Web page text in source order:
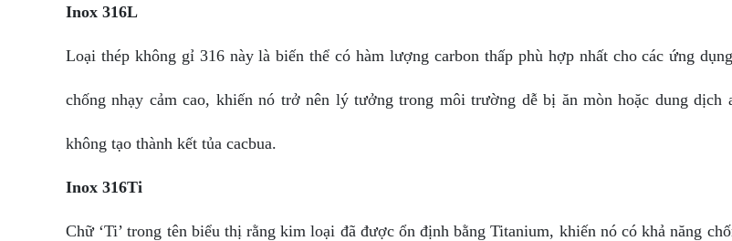
Inox 316L
Loại thép không gỉ 316 này là biến thể có hàm lượng carbon thấp phù hợp nhất cho các ứng
chống nhạy cảm cao, khiến nó trở nên lý tưởng trong môi trường dễ bị ăn mòn hoặc dung
không tạo thành kết tủa cacbua.
Inox 316Ti
Chữ ‘Ti’ trong tên biểu thị rằng kim loại đã được ổn định bằng Titanium, khiến nó có khả năng